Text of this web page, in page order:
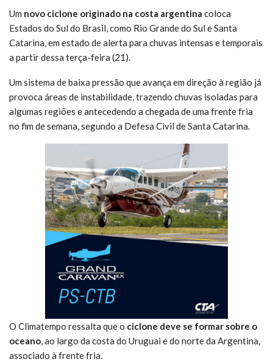
Um novo ciclone originado na costa argentina coloca
Estados do Sul do Brasil, como Rio Grande do Sul e Santa
Catarina, em estado de alerta para chuvas intensas e temporais
a partir dessa terça-feira (21).
Um sistema de baixa pressão que avança em direção à região já
provoca áreas de instabilidade, trazendo chuvas isoladas para
algumas regiões e antecedendo a chegada de uma frente fria
no fim de semana, segundo a Defesa Civil de Santa Catarina.
O Climatempo ressalta que o ciclone deve se formar sobre o
oceano, ao largo da costa do Uruguai e do norte da Argentina,
associado à frente fria.